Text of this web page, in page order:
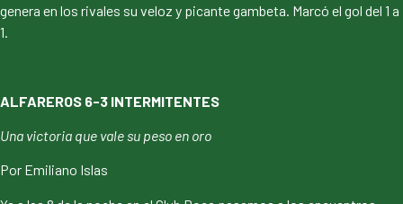
genera en los rivales su veloz y picante gambeta. Marcó el gol del 1 a
1.
ALFAREROS 6-3 INTERMITENTES
Una victoria que vale su peso en oro
Por Emiliano Islas